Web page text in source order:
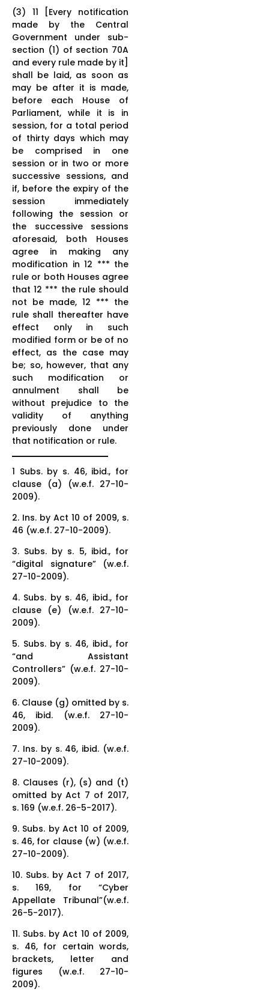
(3) 11 [Every notification
made by the Central
Government under sub-
section (1) of section 70A
and every rule made by it]
shall be laid, as soon as
may be after it is made,
before each House of
Parliament, while it is in
session, for a total period
of thirty days which may
be comprised in one
session or in two or more
successive sessions, and
if, before the expiry of the
session immediately
following the session or
the successive sessions
aforesaid, both Houses
agree in making any
modification in 12 *** the
rule or both Houses agree
that 12 *** the rule should
not be made, 12 *** the
rule shall thereafter have
effect only in such
modified form or be of no
effect, as the case may
be; so, however, that any
such modification or
annulment shall be
without prejudice to the
validity of anything
previously done under
that notification or rule.
1 Subs. by s. 46, ibid., for
clause (a) (w.e.f. 27-10-
2009).
2. Ins. by Act 10 of 2009, s.
46 (w.e.f. 27-10-2009).
3. Subs. by s. 5, ibid., for
“digital signature” (w.e.f.
27-10-2009).
4. Subs. by s. 46, ibid., for
clause (e) (w.e.f. 27-10-
2009).
5. Subs. by s. 46, ibid., for
“and Assistant
Controllers” (w.e.f. 27-10-
2009).
6. Clause (g) omitted by s.
46, ibid. (w.e.f. 27-10-
2009).
7. Ins. by s. 46, ibid. (w.e.f.
27-10-2009).
8. Clauses (r), (s) and (t)
omitted by Act 7 of 2017,
s. 169 (w.e.f. 26-5-2017).
9. Subs. by Act 10 of 2009,
s. 46, for clause (w) (w.e.f.
27-10-2009).
10. Subs. by Act 7 of 2017,
s. 169, for “Cyber
Appellate Tribunal”(w.e.f.
26-5-2017).
11. Subs. by Act 10 of 2009,
s. 46, for certain words,
brackets, letter and
figures (w.e.f. 27-10-
2009).